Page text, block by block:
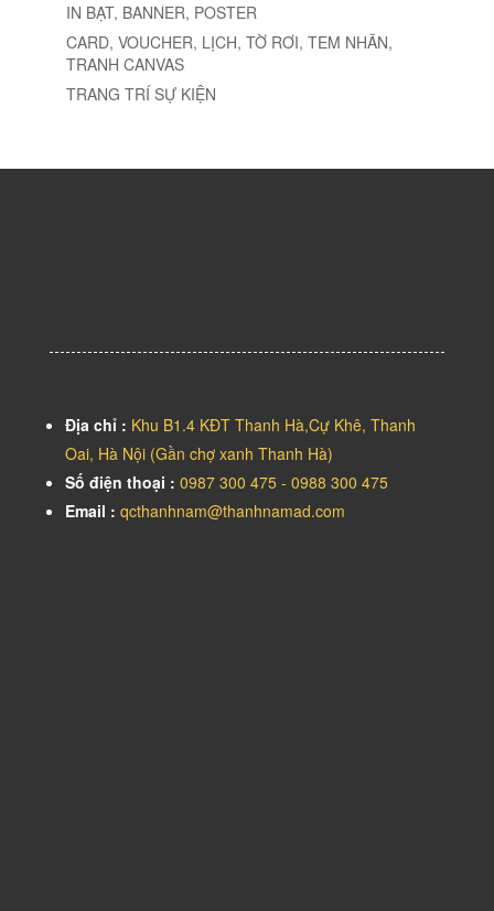
IN BẠT, BANNER, POSTER
CARD, VOUCHER, LỊCH, TỜ RƠI, TEM NHÃN,
TRANH CANVAS
TRANG TRÍ SỰ KIỆN
Địa chỉ : Khu B1.4 KĐT Thanh Hà,Cự Khê, Thanh
Oai, Hà Nội (Gần chợ xanh Thanh Hà)
Số điện thoại : 0987 300 475 - 0988 300 475
Email : qcthanhnam@thanhnamad.com